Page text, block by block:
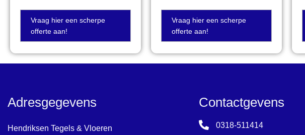
Vraag hier een scherpe
offerte aan!
Vraag hier een scherpe
offerte aan!
Adresgegevens
Hendriksen Tegels & Vloeren
Contactgevens
0318-511414